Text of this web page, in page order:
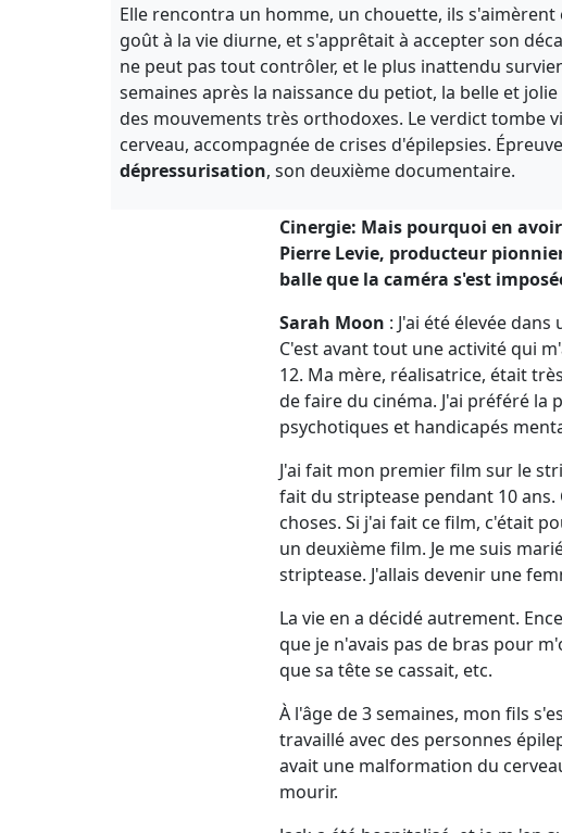
Elle rencontra un homme, un chouette, ils
goût à la vie diurne, et s'apprêtait à accepter son
ne peut pas tout contrôler, et le plus inattendu
semaines après la naissance du petiot, la belle et
des mouvements très orthodoxes. Le verdict tombe
cerveau, accompagnée de crises d'épilepsies.
dépressurisation, son deuxième documentaire.
Cinergie: Mais pourquoi en
Pierre Levie, producteur
balle que la caméra s'est
Sarah Moon : J'ai été élevée
C'est avant tout une activité qui
12. Ma mère, réalisatrice, était
de faire du cinéma. J'ai préféré
psychotiques et handicapés
J'ai fait mon premier film sur le
fait du striptease pendant 10
choses. Si j'ai fait ce film, c'était
un deuxième film. Je me suis
striptease. J'allais devenir une
La vie en a décidé autrement.
que je n'avais pas de bras pour
que sa tête se cassait, etc.
À l'âge de 3 semaines, mon fils
travaillé avec des personnes
avait une malformation du
mourir.